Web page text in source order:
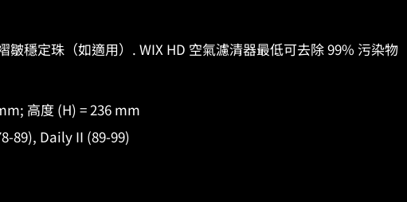
穩定珠（如適用）. WIX HD 空氣濾清器最低可去除 99% 污染物
高度 (H) = 236 mm
89), Daily II (89-99)